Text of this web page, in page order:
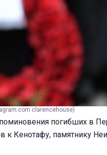
clarencehouse)
погибших в
к Кенотафу, памятнику